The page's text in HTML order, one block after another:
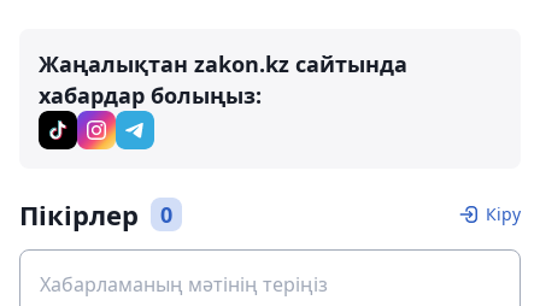
Жаңалықтан zakon.kz сайтында
хабардар болыңыз:
Пікірлер 0 Кіру